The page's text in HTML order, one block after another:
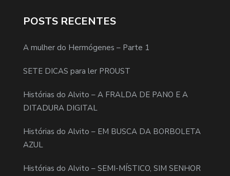
POSTS RECENTES
A mulher do Hermógenes – Parte 1
SETE DICAS para ler PROUST
Histórias do Alvito – A FRALDA DE PANO E A
DITADURA DIGITAL
Histórias do Alvito – EM BUSCA DA BORBOLETA
AZUL
Histórias do Alvito – SEMI-MÍSTICO, SIM SENHOR